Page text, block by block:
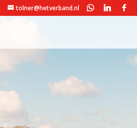
tolner@hetverband.nl